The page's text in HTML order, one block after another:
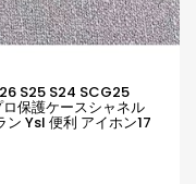
S25 S24 SCG25
保護ケースシャネル
Ysl 便利 アイホン17
S22 S21 Ultraケース